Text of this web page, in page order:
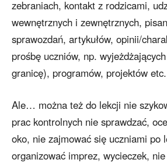
zebraniach, kontakt z rodzicami,
wewnętrznych i zewnętrznych,
sprawozdań, artykułów, opinii/
prośbę uczniów, np.
granicę), programów, projektów
Ale… można też do lekcji nie
prac kontrolnych nie sprawdzać,
oko, nie zajmować się uczniami po
organizować imprez, wycieczek,